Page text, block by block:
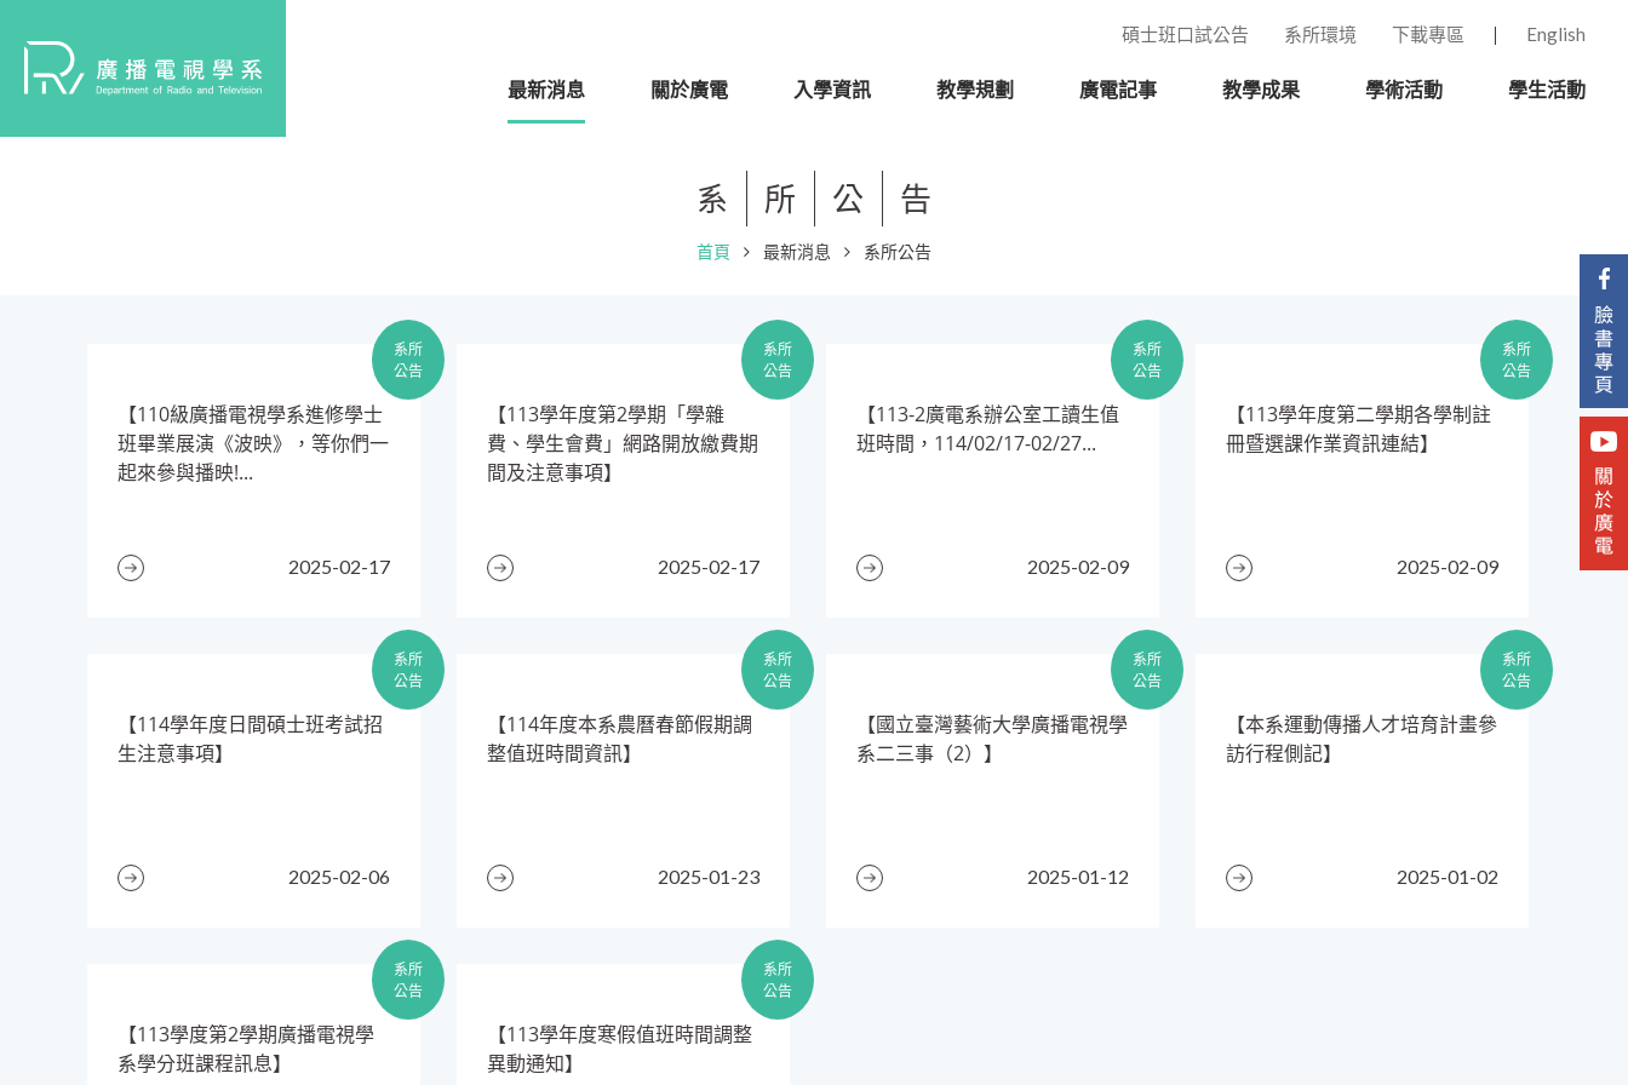
碩士班口試公告 系所環境 下載專區 English
最新消息 關於廣電 入學資訊 教學規劃 廣電記事 教學成果 學術活動 學生活動
系 所 公 告
首頁 最新消息 系所公告
系所
公告
2025-02-17
【110級廣播電視學系進修學士
班畢業展演《波映》，等你們一
起來參與播映!...
系所
公告
2025-02-17
​【113學年度第2學期「學雜
費、學生會費」網路開放繳費期
間及注意事項】
系所
公告
2025-02-09
​【113-2廣電系辦公室工讀生值
班時間，114/02/17-02/27...
系所
公告
2025-02-09
​【113學年度第二學期各學制註
冊暨選課作業資訊連結】
系所
公告
2025-02-06
【114學年度日間碩士班考試招
生注意事項】
系所
公告
2025-01-23
​【114年度本系農曆春節假期調
整值班時間資訊】
系所
公告
2025-01-12
【國立臺灣藝術大學廣播電視學
系二三事（2）】
系所
公告
2025-01-02
​【本系運動傳播人才培育計畫參
訪行程側記】
系所
公告
【113學度第2學期廣播電視學
系學分班課程訊息】
系所
公告
【113學年度寒假值班時間調整
異動通知】